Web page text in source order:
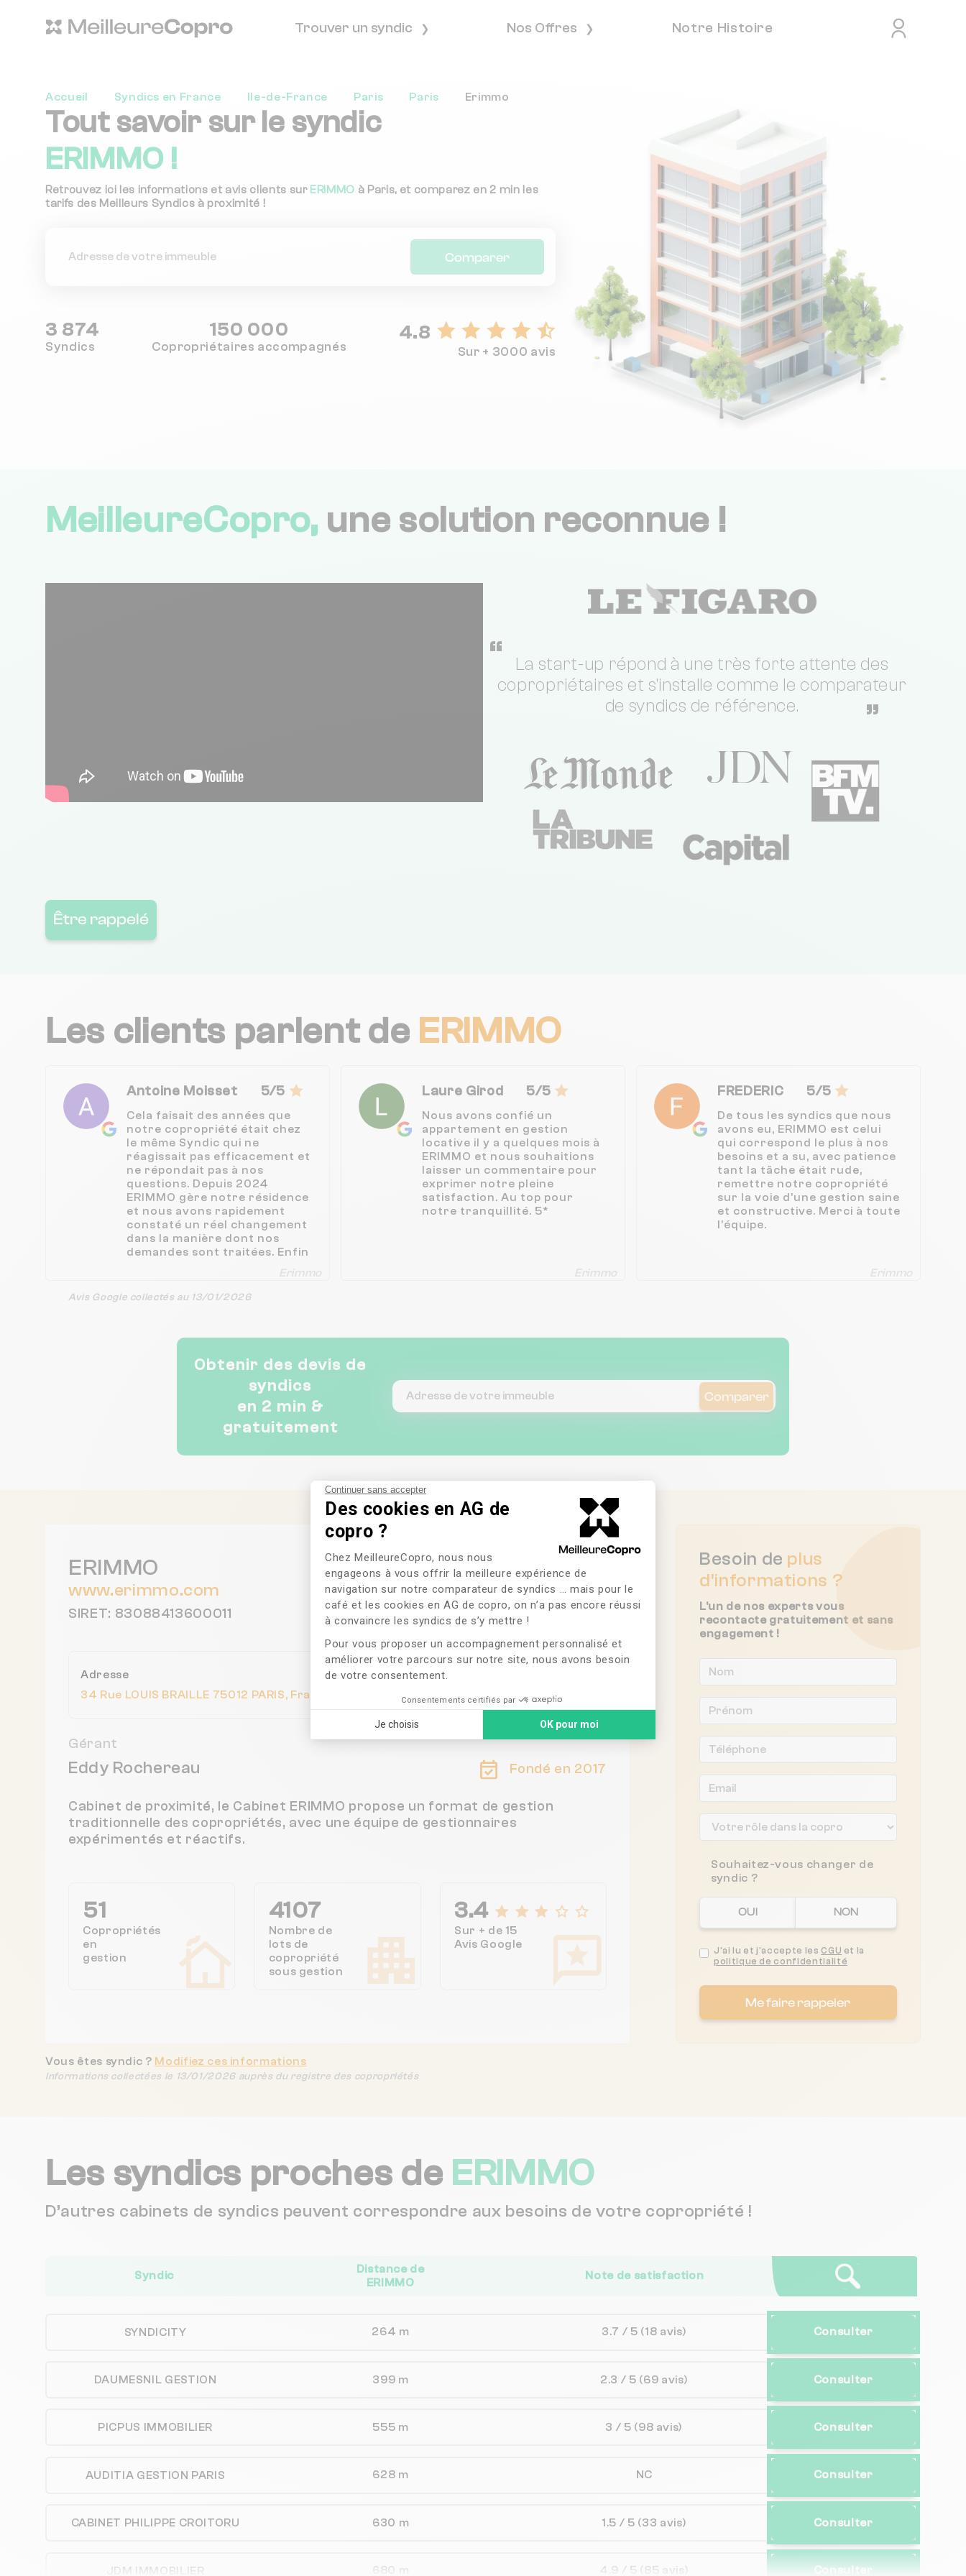
Continuer sans accepter
Des cookies en AG de
copro ?
Plateforme de Gestion du Consentement : Personnalisez vos Options
Chez MeilleureCopro, nous nous
engageons à vous offrir la meilleure expérience de
navigation sur notre comparateur de syndics … mais pour le
café et les cookies en AG de copro, on n’a pas encore réussi
à convaincre les syndics de s’y mettre !
Pour vous proposer un accompagnement personnalisé et
améliorer votre parcours sur notre site, nous avons besoin
de votre consentement.
Consentements certifiés par
Je choisis OK pour moi
Axeptio consent
Trouver un syndic Nos Offres Notre Histoire
Accueil Syndics en France Ile-de-France Paris Paris Erimmo
Tout savoir sur le syndic
ERIMMO !
Retrouvez ici les informations et avis clients sur ERIMMO à Paris, et comparez en 2 min les
tarifs des Meilleurs Syndics à proximité !
Comparer
3 874
Syndics
150 000
Copropriétaires accompagnés
4.8
Sur + 3000 avis
MeilleureCopro, une solution reconnue !
“
La start-up répond à une très forte attente des
copropriétaires et s'installe comme le comparateur
de syndics de référence.
”
Être rappelé
Les clients parlent de ERIMMO
Antoine Moisset 5/5
Cela faisait des années que
notre copropriété était chez
le même Syndic qui ne
réagissait pas efficacement et
ne répondait pas à nos
questions. Depuis 2024
ERIMMO gère notre résidence
et nous avons rapidement
constaté un réel changement
dans la manière dont nos
demandes sont traitées. Enfin
sont apaisées et nous sommes
en confiance pour les travaux
Erimmo
Laure Girod 5/5
Nous avons confié un
appartement en gestion
locative il y a quelques mois à
ERIMMO et nous souhaitions
laisser un commentaire pour
exprimer notre pleine
satisfaction. Au top pour
notre tranquillité. 5*
Erimmo
FREDERIC 5/5
De tous les syndics que nous
avons eu, ERIMMO est celui
qui correspond le plus à nos
besoins et a su, avec patience
tant la tâche était rude,
remettre notre copropriété
sur la voie d'une gestion saine
et constructive. Merci à toute
l'équipe.
Erimmo
Avis Google collectés au 13/01/2026
Obtenir des devis de
syndics
en 2 min &
gratuitement
Comparer
ERIMMO
www.erimmo.com
SIRET: 83088413600011
Adresse
34 Rue LOUIS BRAILLE 75012 PARIS, France
Gérant
Eddy Rochereau Fondé en 2017
Cabinet de proximité, le Cabinet ERIMMO propose un format de gestion
traditionnelle des copropriétés, avec une équipe de gestionnaires
expérimentés et réactifs.
51
Copropriétés
en
gestion
4107
Nombre de
lots de
copropriété
sous gestion
3.4
Sur + de 15
Avis Google
Besoin de plus
d'informations ?
L'un de nos experts vous
recontacte gratuitement et sans
engagement !
Souhaitez-vous changer de
syndic ?
OUI NON
J'ai lu et j'accepte les CGU et la
politique de confidentialité
Me faire rappeler
Vous êtes syndic ? Modifiez ces informations
Informations collectées le 13/01/2026 auprès du registre des copropriétés
Les syndics proches de ERIMMO
D’autres cabinets de syndics peuvent correspondre aux besoins de votre copropriété !
Syndic
Distance de
ERIMMO
Note de satisfaction
SYNDICITY 264 m 3.7 / 5 (18 avis) Consulter
DAUMESNIL GESTION 399 m 2.3 / 5 (69 avis) Consulter
PICPUS IMMOBILIER 555 m 3 / 5 (98 avis) Consulter
AUDITIA GESTION PARIS 628 m NC Consulter
CABINET PHILIPPE CROITORU 630 m 1.5 / 5 (33 avis) Consulter
JDM IMMOBILIER 680 m 4.9 / 5 (85 avis) Consulter